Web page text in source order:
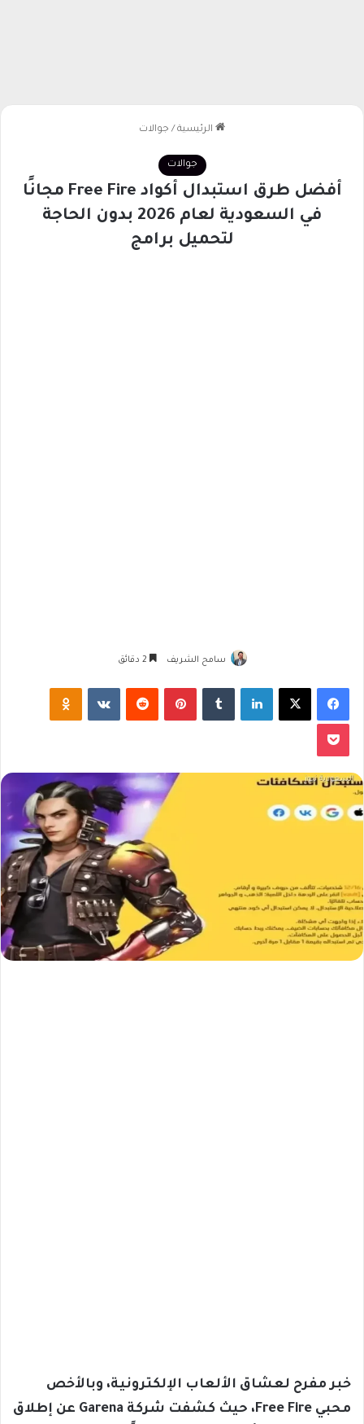
الرئيسية / جوالات
جوالات
أفضل طرق استبدال أكواد Free Fire مجانًا
في السعودية لعام 2026 بدون الحاجة
لتحميل برامج
سامح الشريف
فيسبوك لينكدإن بينتيريست
خبر مفرح لعشاق الألعاب الإلكترونية، وبالأخص
محبي Free Fire، حيث كشفت شركة Garena عن إطلاق